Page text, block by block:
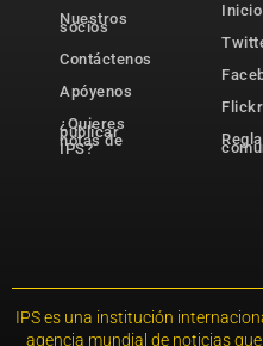
Nuestros
socios
Contáctenos
Apóyenos
¿Quieres
publicar
notas de
IPS?
Inicio
Flickr
IPS es una institución
agencia mundial de noticias